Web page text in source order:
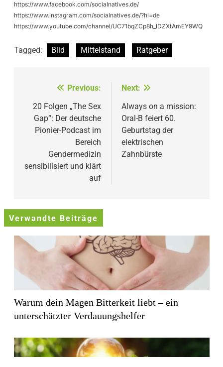
https://www.facebook.com/socialnatives.de/
https://www.instagram.com/socialnatives.de/?hl=de
https://www.youtube.com/channel/UC71bqZCp8h_lDZXtAmEY9WQ
Tagged: Bild Mittelstand Ratgeber
Beitragsnavigation
Previous:
20 Folgen „The Sex
Gap“: Der deutsche
Pionier-Podcast im
Bereich
Gendermedizin
sensibilisiert und klärt
auf
Next:
Always on a mission:
Oral-B feiert 60.
Geburtstag der
elektrischen
Zahnbürste
Verwandte Beiträge
Warum dein Magen Bitterkeit liebt – ein
unterschätzter Verdauungshelfer